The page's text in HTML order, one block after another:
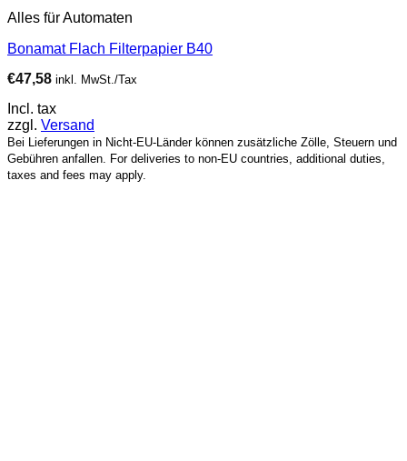
Alles für Automaten
Bonamat Flach Filterpapier B40
€47,58 inkl. MwSt./Tax
Incl. tax
zzgl. Versand
Bei Lieferungen in Nicht-EU-Länder können zusätzliche Zölle, Steuern und
Gebühren anfallen. For deliveries to non-EU countries, additional duties,
taxes and fees may apply.